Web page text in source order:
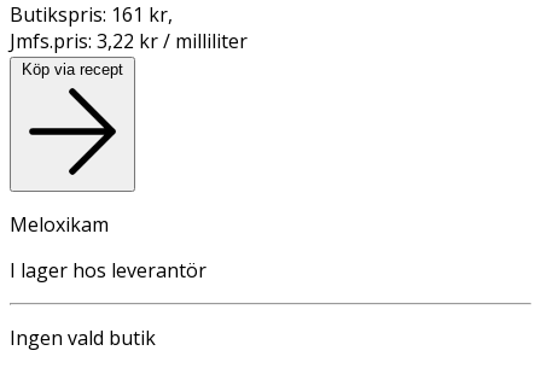
Butikspris: 161 kr,
Jmfs.pris: 3,22 kr / milliliter
Köp via recept
Meloxikam
I lager hos leverantör
Ingen vald butik